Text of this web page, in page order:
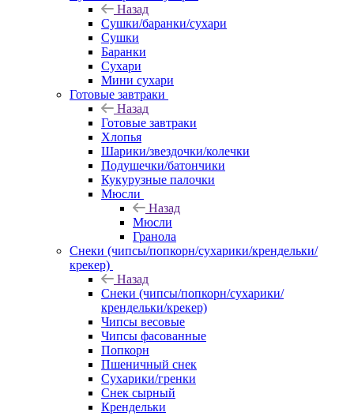
Назад
Сушки/баранки/сухари
Сушки
Баранки
Сухари
Мини сухари
Готовые завтраки
Назад
Готовые завтраки
Хлопья
Шарики/звездочки/колечки
Подушечки/батончики
Кукурузные палочки
Мюсли
Назад
Мюсли
Гранола
Снеки (чипсы/попкорн/сухарики/крендельки/
крекер)
Назад
Снеки (чипсы/попкорн/сухарики/
крендельки/крекер)
Чипсы весовые
Чипсы фасованные
Попкорн
Пшеничный снек
Сухарики/гренки
Снек сырный
Крендельки